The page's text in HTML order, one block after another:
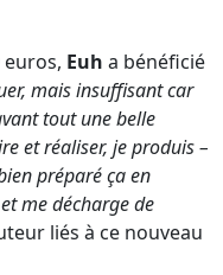
Euh a bénéficié
mais insuffisant car
tout une belle
et réaliser, je produis –
préparé ça en
me décharge de
liés à ce nouveau